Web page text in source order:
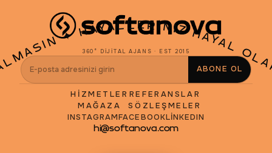
✦HAYALLERINIZ HAYAL
360° DIJITAL AJANS · EST 2015
ABONE OL
HIZMETLER
MAĞAZA
REFERANSLAR
SÖZLEŞMELER
INSTAGRAMFACEBOOKLINKEDIN
hi@softanova.com